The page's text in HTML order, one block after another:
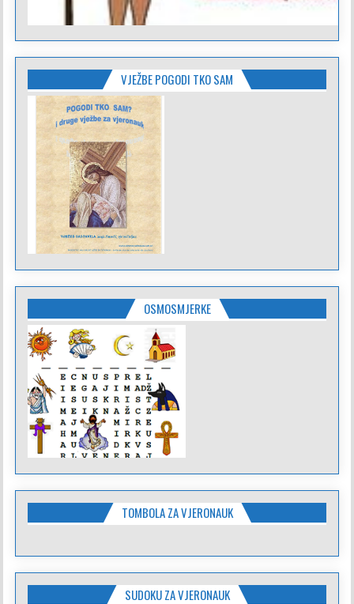
VJEŽBE POGODI TKO SAM
OSMOSMJERKE
TOMBOLA ZA VJERONAUK
SUDOKU ZA VJERONAUK